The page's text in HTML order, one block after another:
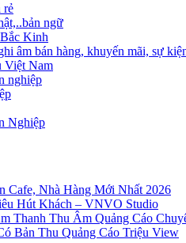
rẻ
ngữ
Kinh
âm bán hàng, khuyến mãi, sự
Việt Nam
nghiệp
Nghiệp
Cafe, Nhà Hàng Mới Nhất 2026
Hút Khách – VNVO Studio
Thanh Thu Âm Quảng Cáo
Bản Thu Quảng Cáo Triệu View